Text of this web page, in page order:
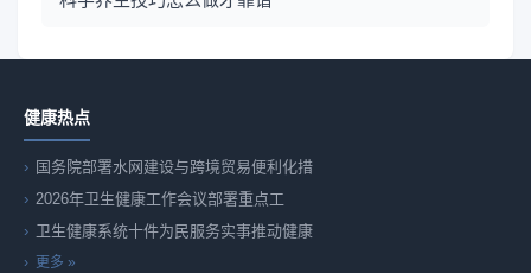
健康热点
国务院部署水网建设与跨境贸易便利化措
2026年卫生健康工作会议部署重点工
卫生健康系统十件为民服务实事推动健康
更多 »